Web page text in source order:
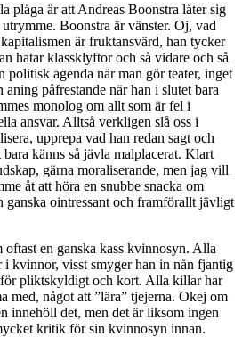
plåga är att Andreas Boonstra låter sig
Boonstra är vänster. Oj, vad
är fruktansvärd, han tycker
hatar klassklyftor och så vidare och så
politisk agenda när man gör teater, inget
påfrestande när han i slutet bara
monolog om allt som är fel i
ansvar. Alltså verkligen slå oss i
upprepa vad han redan sagt och
bara känns så jävla malplacerat. Klart
gärna moraliserande, men jag vill
åt att höra en snubbe snacka om
ganska ointressant och framförallt jävligt
oftast en ganska kass kvinnosyn. Alla
i kvinnor, visst smyger han in nån fjantig
pliktskyldigt och kort. Alla killar har
med, något att ”lära” tjejerna. Okej om
innehöll det, men det är liksom ingen
kritik för sin kvinnosyn innan.